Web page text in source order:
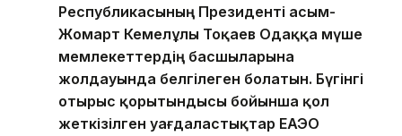
Республикасының Президенті Қасым-
Жомарт Кемелұлы Тоқаев Одаққа мүше
мемлекеттердің басшыларына
жолдауында белгілеген болатын. Бүгінгі
отырыс қорытындысы бойынша қол
жеткізілген уағдаластықтар ЕАЭО